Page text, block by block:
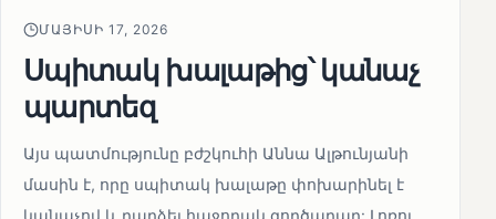
ՄԱՅԻՍԻ 17, 2026
Սպիտակ խալաթից՝ կանաչ
պարտեզ
Այս պատմությունը բժշկուհի Աննա Ալթունյանի
մասին է, որը սպիտակ խալաթը փոխարինել է
կանաչով և դարձել հաջողակ գործարար: Լոռու